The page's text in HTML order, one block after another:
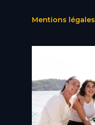
Mentions légales